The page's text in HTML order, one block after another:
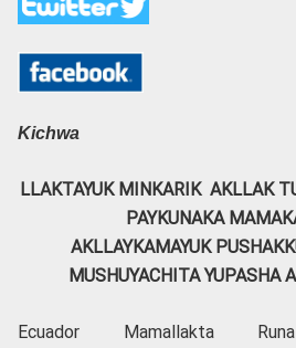
Kichwa
LLAKTAYUK MINKARIK AKLLAK
PAYKUNAKA
AKLLAYKAMAYUK
MUSHUYACHITA YUPASHA
Ecuador Mamallakta Runa